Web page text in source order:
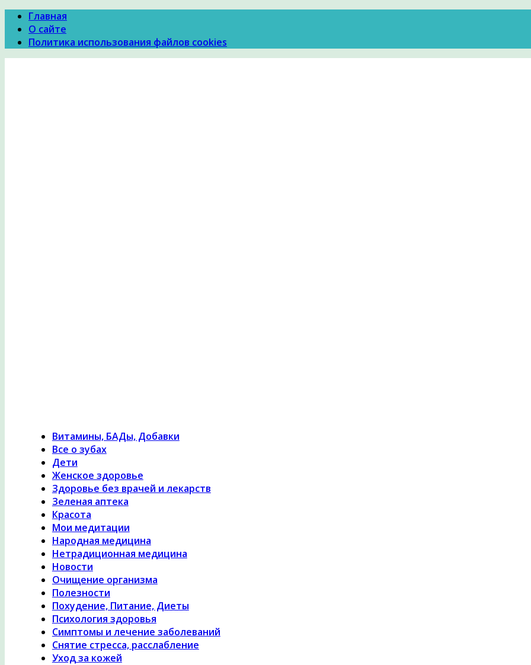
Главная
О сайте
Политика использования файлов cookies
Витамины, БАДы, Добавки
Все о зубах
Дети
Женское здоровье
Здоровье без врачей и лекарств
Зеленая аптека
Красота
Мои медитации
Народная медицина
Нетрадиционная медицина
Новости
Очищение организма
Полезности
Похудение, Питание, Диеты
Психология здоровья
Симптомы и лечение заболеваний
Снятие стресса, расслабление
Уход за кожей